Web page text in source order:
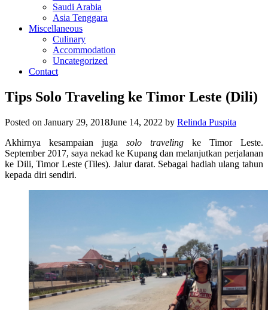
Saudi Arabia
Asia Tenggara
Miscellaneous
Culinary
Accommodation
Uncategorized
Contact
Tips Solo Traveling ke Timor Leste (Dili)
Posted on January 29, 2018June 14, 2022 by Relinda Puspita
Akhirnya kesampaian juga solo traveling ke Timor Leste.
September 2017, saya nekad ke Kupang dan melanjutkan perjalanan
ke Dili, Timor Leste (Tiles). Jalur darat. Sebagai hadiah ulang tahun
kepada diri sendiri.